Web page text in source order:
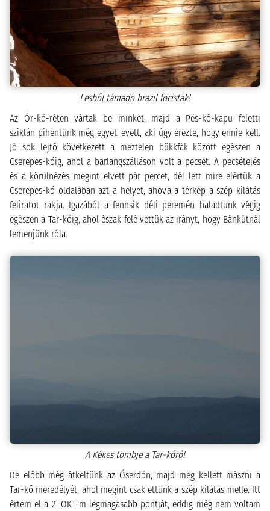
Lesből támadó brazil focisták!
Az Őr-kő-réten vártak be minket, majd a Pes-kő-kapu feletti
sziklán pihentünk még egyet, evett, aki úgy érezte, hogy ennie kell.
Jó sok lejtő következett a meztelen bükkfák között egészen a
Cserepes-kőig, ahol a barlangszálláson volt a pecsét. A pecsételés
és a körülnézés megint elvett pár percet, dél lett mire elértük a
Cserepes-kő oldalában azt a helyet, ahova a térkép a szép kilátás
feliratot rakja. Igazából a fennsík déli peremén haladtunk végig
egészen a Tar-kőig, ahol észak felé vettük az irányt, hogy Bánkútnál
lemenjünk róla.
A Kékes tömbje a Tar-kőről
De előbb még átkeltünk az Őserdőn, majd meg kellett mászni a
Tar-kő meredélyét, ahol megint csak ettünk a szép kilátás mellé. Itt
értem el a 2. OKT-m legmagasabb pontját, eddig még nem voltam